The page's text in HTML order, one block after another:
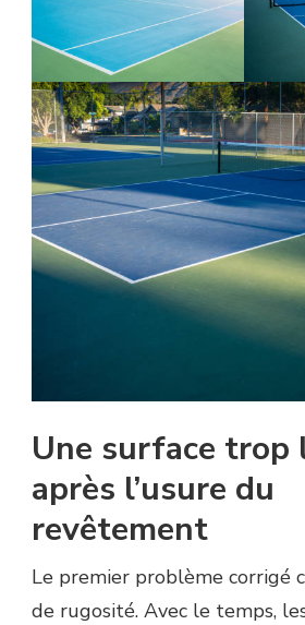
Une surface trop
après l’usure du
revêtement
Le premier problème corrigé
de rugosité. Avec le temps,